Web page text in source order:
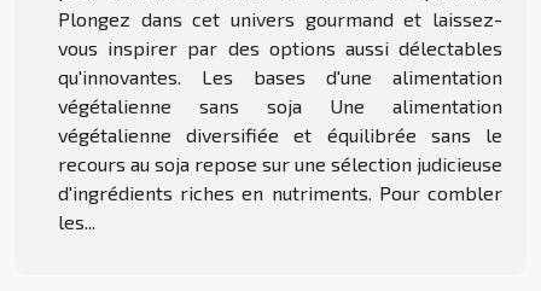
Plongez dans cet univers gourmand et laissez-
vous inspirer par des options aussi délectables
qu'innovantes. Les bases d'une alimentation
végétalienne sans soja Une alimentation
végétalienne diversifiée et équilibrée sans le
recours au soja repose sur une sélection judicieuse
d'ingrédients riches en nutriments. Pour combler
les...